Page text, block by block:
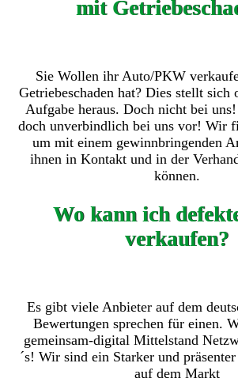
mit
Sie Wollen ihr Auto/PKW
Getriebeschaden hat? Dies stellt sich
Aufgabe heraus. Doch nicht bei
doch unverbindlich bei uns vor! Wir
um mit einem gewinnbringenden
ihnen in Kontakt und in der
können.
Wo kann ich
verkaufen?
Es gibt viele Anbieter auf dem
Bewertungen sprechen für einen.
gemeinsam-digital Mittelstand
´s! Wir sind ein Starker und
auf dem Markt